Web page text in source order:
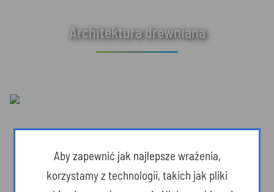
Architektura drewniana
Aby zapewnić jak najlepsze wrażenia,
korzystamy z technologii, takich jak pliki